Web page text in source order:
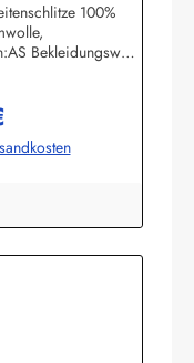
100%
Bekleidungswerk